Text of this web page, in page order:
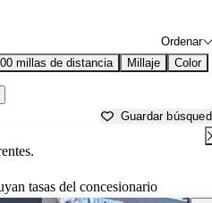
Ordenar
millas de distancia Millaje Color
Guardar
tasas del concesionario